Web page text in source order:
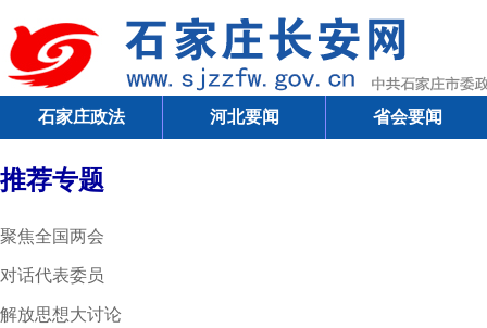
石家庄政法 河北要闻 省会要闻
推荐专题
聚焦全国两会
对话代表委员
解放思想大讨论